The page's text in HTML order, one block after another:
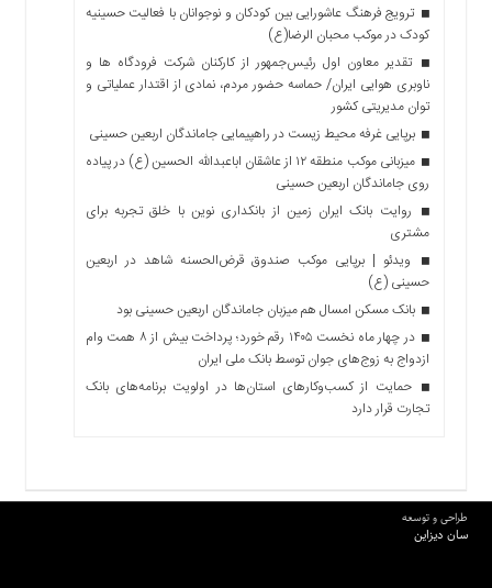
ترویج فرهنگ عاشورایی بین کودکان و نوجوانان با فعالیت حسینیه
کودک در موکب محبان الرضا(ع)
تقدیر معاون اول رئیس‌جمهور از کارکنان شرکت فرودگاه ها و
ناوبری هوایی ایران/ حماسه حضور مردم، نمادی از اقتدار عملیاتی و
توان مدیریتی کشور
برپایی غرفه محیط زیست در راهپیمایی جاماندگان اربعین حسینی
میزبانی موکب منطقه ۱۲ از عاشقان اباعبدالله الحسین (ع) در پیاده
روی جاماندگان اربعین حسینی
روایت بانک ایران زمین از بانکداری نوین با خلق تجربه برای
مشتری
ویدئو | برپایی موکب صندوق قرض‌الحسنه شاهد در اربعین
حسینی (ع)
بانک مسکن امسال هم میزبان جاماندگان اربعین حسینی بود
در چهار ماه نخست ۱۴۰۵ رقم خورد؛ پرداخت بیش از ۸ همت وام
ازدواج به زوج‌های جوان توسط بانک ملی ایران
حمایت از کسب‌وکارهای استان‌ها در اولویت برنامه‌های بانک
تجارت قرار دارد
طراحی و توسعه
سان دیزاین